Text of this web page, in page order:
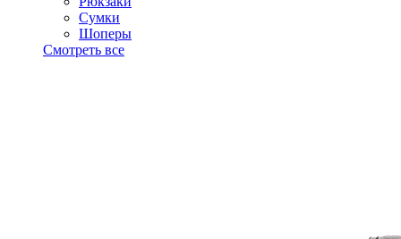
Сумки
Шоперы
Смотреть все